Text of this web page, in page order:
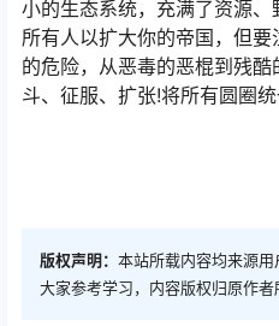
小的生态系统，充满了资源
所有人以扩大你的帝国，但
的危险，从恶毒的恶棍到残
斗、征服、扩张!将所有圆圈统
版权声明： 本站所载内容均来源
大家参考学习，内容版权归原作者